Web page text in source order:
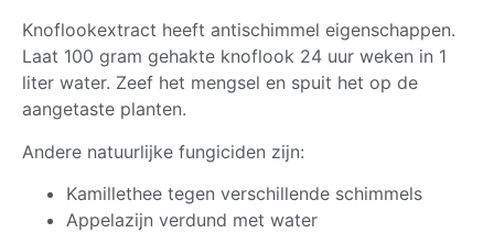
Knoflookextract heeft antischimmel eigenschappen.
Laat 100 gram gehakte knoflook 24 uur weken in 1
liter water. Zeef het mengsel en spuit het op de
aangetaste planten.
Andere natuurlijke fungiciden zijn:
Kamillethee tegen verschillende schimmels
Appelazijn verdund met water